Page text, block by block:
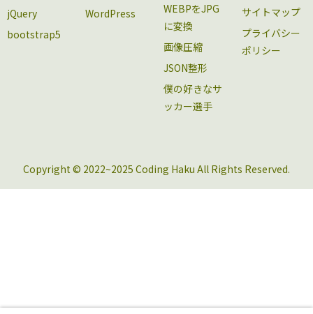
jQuery
bootstrap5
WordPress
WEBPをJPG
に変換
画像圧縮
JSON整形
僕の好きなサ
ッカー選手
サイトマップ
プライバシー
ポリシー
Copyright © 2022~2025 Coding Haku All Rights Reserved.